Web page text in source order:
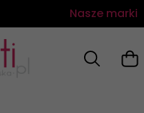
Nasze marki